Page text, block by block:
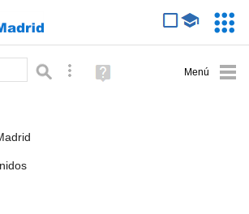
Búsqueda avanzada
Ayuda
(en